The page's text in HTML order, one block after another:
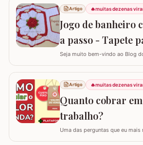
Artigo 🔥muitas dezenas
Jogo de banheiro
a passo - Tapete
vaso
Seja muito bem-vindo ao Blog
tapete camélia para o pé do
a passo foi elaborado com
complete seu jogo de banheiro
peça com encaixe preciso e um…
Artigo 🔥muitas dezenas
Quanto cobrar
trabalho?
Uma das perguntas que eu